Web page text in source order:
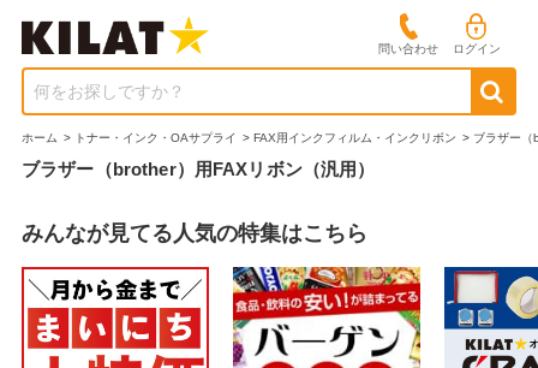
問い合わせ ログイン
何をお探しですか？
ホーム > トナー・インク・OAサプライ > FAX用インクフィルム・インクリボン > ブラザー（
ブラザー（brother）用FAXリボン（汎用）
みんなが見てる人気の特集はこちら